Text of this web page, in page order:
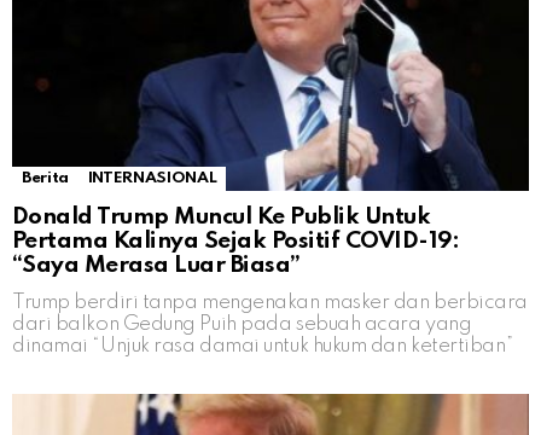
Berita INTERNASIONAL
Donald Trump Muncul Ke Publik Untuk
Pertama Kalinya Sejak Positif COVID-19:
“Saya Merasa Luar Biasa”
Trump berdiri tanpa mengenakan masker dan berbicara
dari balkon Gedung Puih pada sebuah acara yang
dinamai “Unjuk rasa damai untuk hukum dan ketertiban”